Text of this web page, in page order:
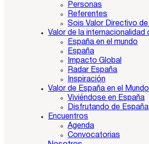
Personas
Referentes
Sois Valor Directivo
Valor de la internacionalidad
España en el mundo
España
Impacto Global
Radar España
Inspiración
Valor de España en el Mundo
Viviéndose en España
Disfrutando de España
Encuentros
Agenda
Convocatorias